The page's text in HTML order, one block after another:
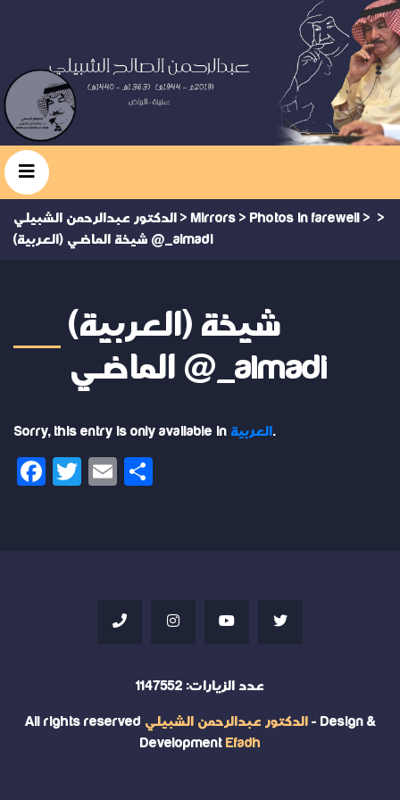
الدكتور عبدالرحمن الشبيلي > Mirrors > Photos in farewell > >
(العربية) شيخة الماضي @_almadi
(العربية) شيخة
الماضي @_almadi
Sorry, this entry is only available in العربية .
Facebook
Twitter
Email
عدد الزيارات: 1147552
All rights reserved الدكتور عبدالرحمن الشبيلي - Design &
Development Efadh